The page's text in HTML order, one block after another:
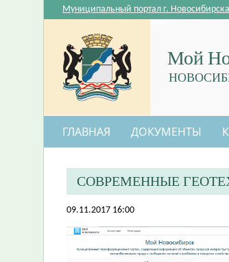
Мой
Муниципальный портал г. Новосибирска
ГЛАВНАЯ ДОКУМЕНТЫ
СОВРЕМЕННЫЕ
09.11.2017 16:00